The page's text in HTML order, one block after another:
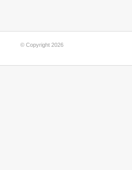
© Copyright 2026